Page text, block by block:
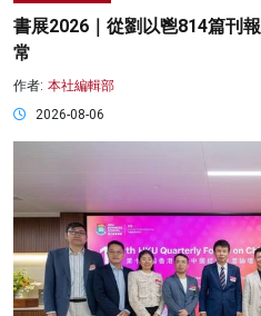
書展2026｜從劉以鬯814篇刊
常
作者: 本社編輯部
2026-08-06